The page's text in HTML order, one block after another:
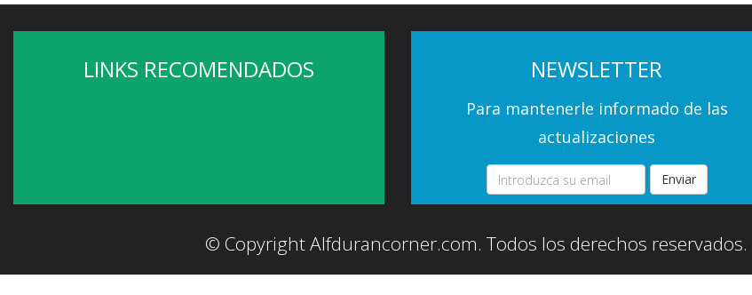
LINKS RECOMENDADOS NEWSLETTER
Para mantenerle informado de las
actualizaciones
Enviar
© Copyright Alfdurancorner.com. Todos los derechos reservados.